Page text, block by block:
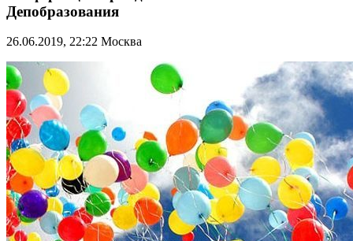
Депобразования
26.06.2019, 22:22 Москва